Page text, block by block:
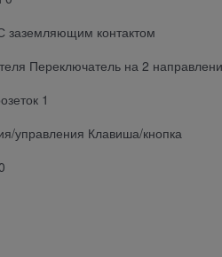
заземляющим контактом
Переключатель на 2
1
управления Клавиша/кнопка